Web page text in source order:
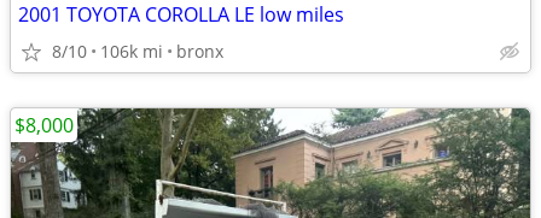
2001 TOYOTA COROLLA LE low miles
8/10 106k mi bronx
$8,000